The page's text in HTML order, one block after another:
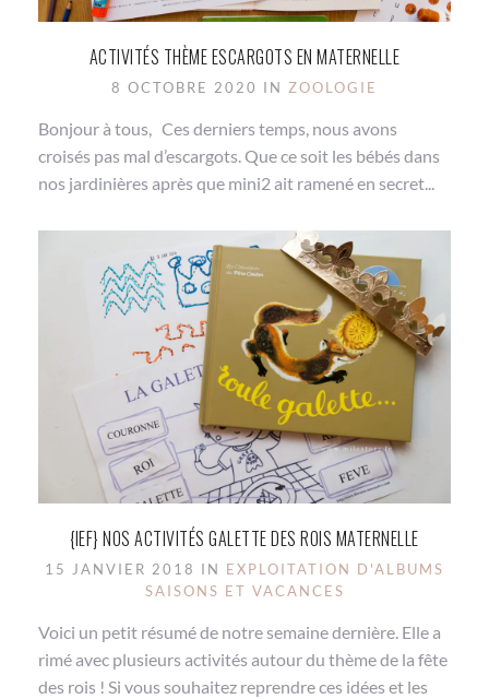
ACTIVITÉS THÈME ESCARGOTS EN MATERNELLE
8 OCTOBRE 2020 IN ZOOLOGIE
Bonjour à tous, Ces derniers temps, nous avons
croisés pas mal d’escargots. Que ce soit les bébés dans
nos jardinières après que mini2 ait ramené en secret...
{IEF} NOS ACTIVITÉS GALETTE DES ROIS MATERNELLE
15 JANVIER 2018 IN EXPLOITATION D'ALBUMS
SAISONS ET VACANCES
Voici un petit résumé de notre semaine dernière. Elle a
rimé avec plusieurs activités autour du thème de la fête
des rois ! Si vous souhaitez reprendre ces idées et les